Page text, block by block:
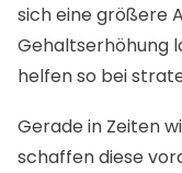
sich eine größere
Gehaltserhöhung
helfen so bei
Gerade in Zeiten
schaffen diese